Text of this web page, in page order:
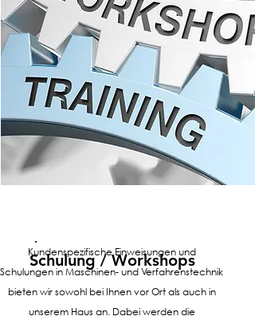
Schulung / Workshops
Kundenspezifische Einweisungen und
Schulungen in Maschinen- und Verfahrenstechnik
bieten wir sowohl bei Ihnen vor Ort als auch in
unserem Haus an. Dabei werden die